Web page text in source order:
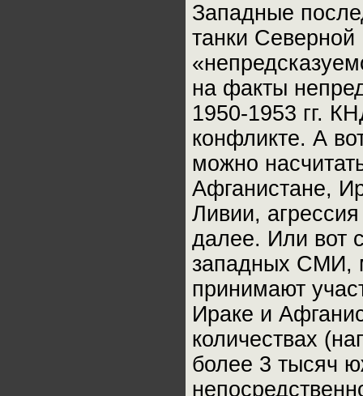
Западные
танки Северной
на факты
1950-1953 гг.
конфликте. А
можно
Афганистане,
Ливии,
далее. Или вот
западных СМИ,
принимают
Ираке и
количествах
более 3 тысяч